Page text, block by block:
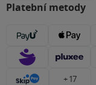
Platební metody
+ 17